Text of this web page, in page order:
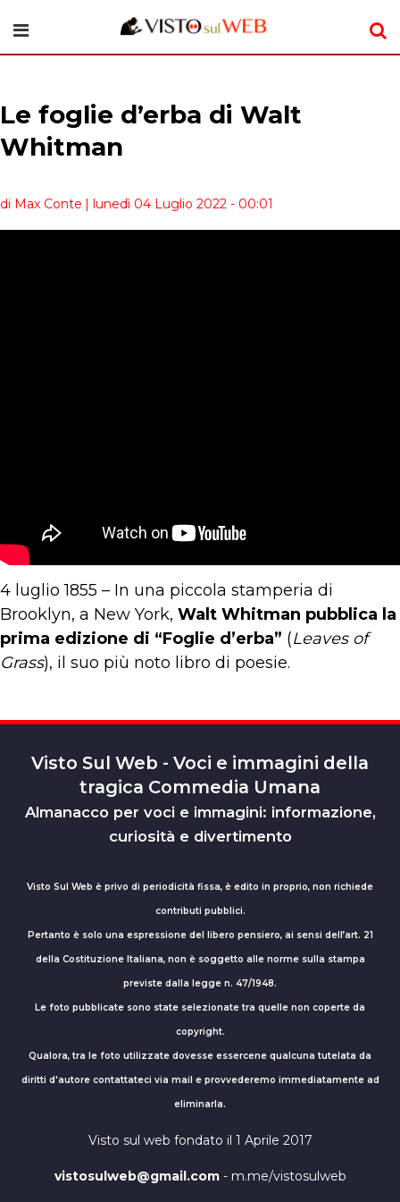
Le foglie d’erba di Walt
Whitman
di Max Conte | lunedì 04 Luglio 2022 - 00:01
4 luglio 1855 – In una piccola stamperia di
Brooklyn, a New York, Walt Whitman pubblica la
prima edizione di “Foglie d’erba” (Leaves of
Grass), il suo più noto libro di poesie.
Visto Sul Web - Voci e immagini della
tragica Commedia Umana
Almanacco per voci e immagini: informazione,
curiosità e divertimento
Visto Sul Web è privo di periodicità fissa, è edito in proprio, non richiede
contributi pubblici.
Pertanto è solo una espressione del libero pensiero, ai sensi dell’art. 21
della Costituzione Italiana, non è soggetto alle norme sulla stampa
previste dalla legge n. 47/1948.
Le foto pubblicate sono state selezionate tra quelle non coperte da
copyright.
Qualora, tra le foto utilizzate dovesse essercene qualcuna tutelata da
diritti d'autore contattateci via mail e provvederemo immediatamente ad
eliminarla.
Visto sul web fondato il 1 Aprile 2017
vistosulweb@gmail.com- m.me/vistosulweb